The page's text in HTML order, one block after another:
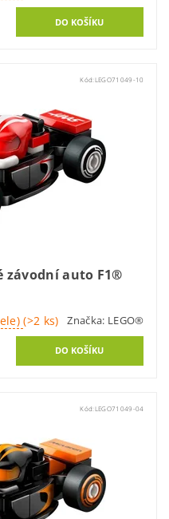
Kód: LEGO71049-10
závodní auto F1®
(>2 ks) Značka: LEGO®
Kód: LEGO71049-04